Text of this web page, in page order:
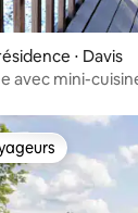
⋅ Davis
avec mini-